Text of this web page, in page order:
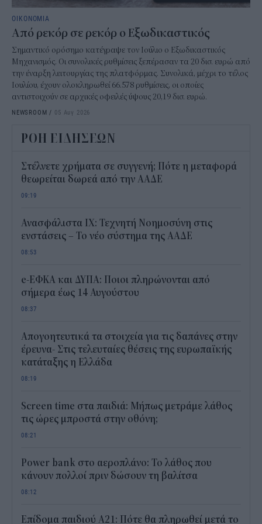
ΟΙΚΟΝΟΜΙΑ
Από ρεκόρ σε ρεκόρ ο Εξωδικαστικός
Σημαντικό ορόσημο κατέγραψε τον Ιούλιο ο Εξωδικαστικός
Μηχανισμός. Οι συνολικές ρυθμίσεις ξεπέρασαν τα 20 δισ. ευρώ από
την έναρξη λειτουργίας της πλατφόρμας. Συνολικά, μέχρι το τέλος
Ιουλίου, έχουν ολοκληρωθεί 66.578 ρυθμίσεις, οι οποίες
αντιστοιχούν σε αρχικές οφειλές ύψους 20,19 δισ. ευρώ.
NEWSROOM / 05 Αυγ 2026
ΡΟΗ ΕΙΔΗΣΕΩΝ
Στέλνετε χρήματα σε συγγενή; Πότε η μεταφορά
θεωρείται δωρεά από την ΑΑΔΕ
09:19
Ανασφάλιστα ΙΧ: Τεχνητή Νοημοσύνη στις
ενστάσεις – Το νέο σύστημα της ΑΑΔΕ
08:53
e-ΕΦΚΑ και ΔΥΠΑ: Ποιοι πληρώνονται από
σήμερα έως 14 Αυγούστου
08:37
Απογοητευτικά τα στοιχεία για τις δαπάνες στην
έρευνα- Στις τελευταίες θέσεις της ευρωπαϊκής
κατάταξης η Ελλάδα
08:19
Screen time στα παιδιά: Μήπως μετράμε λάθος
τις ώρες μπροστά στην οθόνη;
08:21
Power bank στο αεροπλάνο: Το λάθος που
κάνουν πολλοί πριν δώσουν τη βαλίτσα
08:12
Επίδομα παιδιού Α21: Πότε θα πληρωθεί μετά το